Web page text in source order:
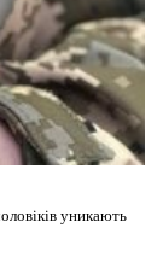
уникають